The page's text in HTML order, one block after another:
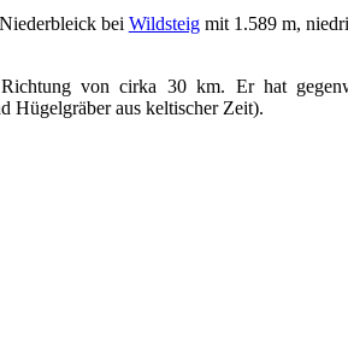
bei Wildsteigmit 1.589 m,
von cirka 30 km. Er hat
Hügelgräber aus keltischer Zeit).